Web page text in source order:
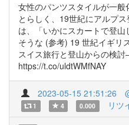
女性のパンツスタイルが一
とらしく、19世紀にアルプ
は、「いかにスカートで登
そうな (参考) 19 世紀イギ
スイス旅行と登山からの検
https://t.co/uldtWMfNAY
2023-05-15 21:51:26
1 4 0.000 リツ